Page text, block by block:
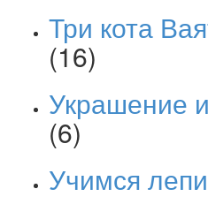
Три кота
(16)
Украшение
(6)
Учимся